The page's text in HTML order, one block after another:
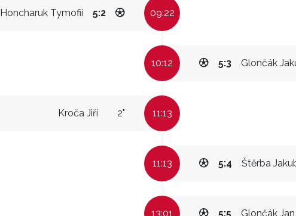
Honcharuk Tymofii 5:2 09:22
10:12 Glončák
5:3
Kroča Jiří 2" 11:13
11:13 Štěrba
5:4
13:01 Glončák Jan
5:5